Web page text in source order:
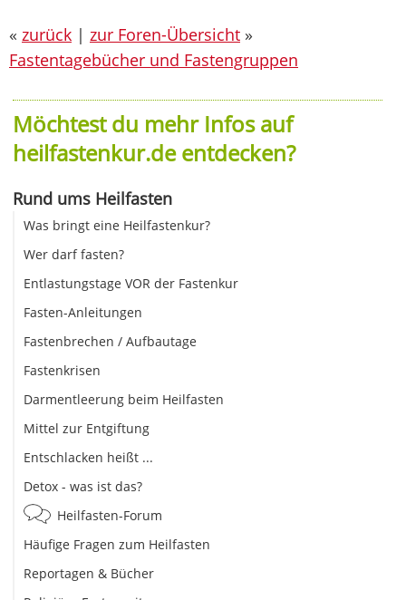
« zurück | zur Foren-Übersicht »
Fastentagebücher und Fastengruppen
Möchtest du mehr Infos auf
heilfastenkur.de entdecken?
Rund ums Heilfasten
Was bringt eine Heilfastenkur?
Wer darf fasten?
Entlastungstage VOR der Fastenkur
Fasten-Anleitungen
Fastenbrechen / Aufbautage
Fastenkrisen
Darmentleerung beim Heilfasten
Mittel zur Entgiftung
Entschlacken heißt ...
Detox - was ist das?
Heilfasten-Forum
Häufige Fragen zum Heilfasten
Reportagen & Bücher